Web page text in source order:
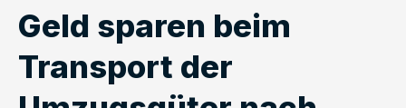
Geld sparen beim
Transport der